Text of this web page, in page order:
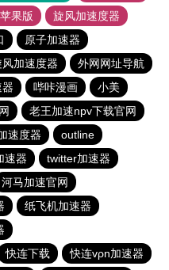
果版
旋风加速度器
原子加速器
风加速度器
外网网址导航
哔咔漫画
小美
老王加速npv下载官网
速度器
outline
速器
twitter加速器
河马加速官网
纸飞机加速器
快连下载
快连vρn加速器